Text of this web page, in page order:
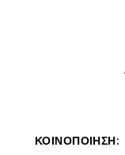
ΚΟΙΝΟΠΟΊΗΣΗ: